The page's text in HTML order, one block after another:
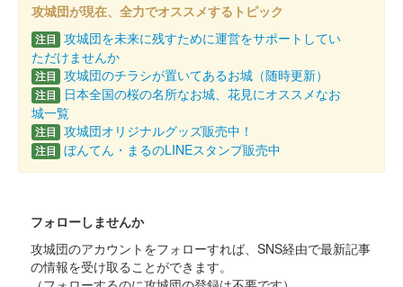
姫路城 御城印 令和七年秋の陣
販売終了
姫路城 御城印 令和七年夏の陣
販売終了
姫路城 御城印
限定箔押し版
攻城団が現在、全力でオススメするトピック
注目 攻城団を未来に残すために運営をサポートしてい
ただけませんか
注目 攻城団のチラシが置いてあるお城（随時更新）
注目
日本全国の桜の名所なお城、花見にオススメなお
城一覧
注目 攻城団オリジナルグッズ販売中！
注目 ぼんてん・まるのLINEスタンプ販売中
フォローしませんか
攻城団のアカウントをフォローすれば、SNS経由で最新記事
の情報を受け取ることができます。